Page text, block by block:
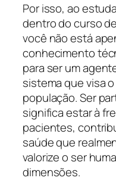
Por isso, ao
dentro do curso
você não está
conhecimento
para ser um
sistema que visa
população. Ser
significa estar à
pacientes,
saúde que
valorize o ser
dimensões.